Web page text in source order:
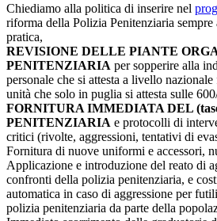
Chiediamo alla politica di inserire nel
riforma della Polizia Penitenziaria sempre
pratica,
REVISIONE DELLE PIANTE
PENITENZIARIA per sopperire alla
personale che si attesta a livello
unità che solo in puglia si attesta sulle
FORNITURA IMMEDIATA DEL
PENITENZIARIA e protocolli di
critici (rivolte, aggressioni, tentativi di
Fornitura di nuove uniformi e accessori,
Applicazione e introduzione del reato di
confronti della polizia penitenziaria, e
automatica in caso di aggressione per
polizia penitenziaria da parte della